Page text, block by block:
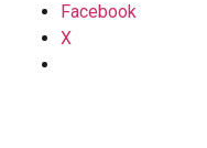
Facebook
X